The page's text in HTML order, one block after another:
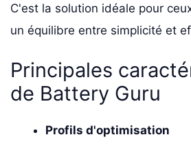
C'est la solution idéale pour
un équilibre entre simplicité et
Principales
de Battery Guru
Profils d'optimisation